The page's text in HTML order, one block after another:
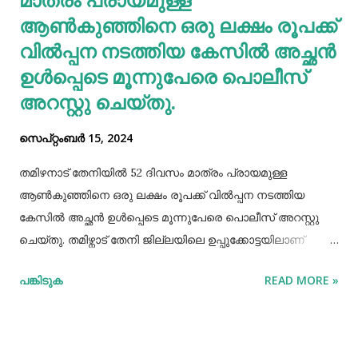
ആണ്‍കുഞ്ഞിനെ ഒരു ലക്ഷം രൂപക്ക്
വില്‍പ്പന നടത്തിയ കേസില്‍ അച്ഛൻ
ഉള്‍പ്പെടെ മൂന്നുപേരെ പൊലീസ്
അറസ്റ്റു ചെയ്തു.
സെപ്റ്റംബർ 15, 2024
തമിഴനാട് തേനിയില്‍ 52 ദിവസം മാത്രം പ്രായമുള്ള
ആണ്‍കുഞ്ഞിനെ ഒരു ലക്ഷം രൂപക്ക് വില്‍പ്പന നടത്തിയ
കേസില്‍ അച്ഛൻ ഉള്‍പ്പെടെ മൂന്നുപേരെ പൊലീസ് അറസ്റ്റു
ചെയ്തു. തമിഴ്നാട് തേനി ജില്ലയിലെ ഉപ്പുക്കോട്ടയിലാണ്
സ്വദേശികളായ ദമ്ബതികളുമാണ് അറസ്റ്റിലായത്. തേനി
പങ്കിടുക READ MORE »